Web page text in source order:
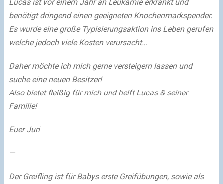
Lucas ist vor einem Jahr an Leukämie erkrankt und
benötigt dringend einen geeigneten Knochenmarkspender.
Es wurde eine große Typisierungsaktion ins Leben gerufen
welche jedoch viele Kosten verursacht…
Daher möchte ich mich gerne versteigern lassen und
suche eine neuen Besitzer!
Also bietet fleißig für mich und helft Lucas & seiner
Familie!
Euer Juri
—
Der Greifling ist für Babys erste Greifübungen, sowie als